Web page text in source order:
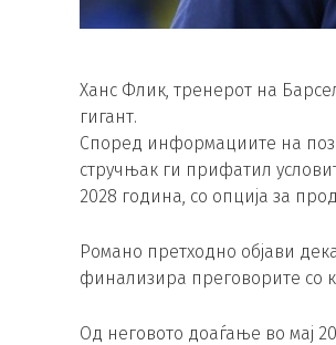
Ханс Флик, тренерот на
гигант.
Според информациите на
стручњак ги прифатил
2028 година, со опција за
Романо претходно објави
финализира преговорите со
Од неговото доаѓање во мај